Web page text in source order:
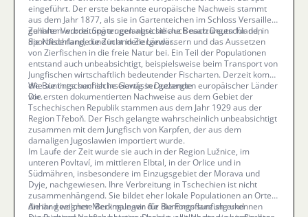
eingeführt. Der erste bekannte europäische Nachweis stammt
aus dem Jahr 1877, als sie in Gartenteichen im Schloss Versailles
gehalten wurde. Später gelangte sie auch nach Deutschland, in
die Niederlande und in andere Länder.
Zu ihrer Verbreitung trugen absichtliche Besatzungen für den
Sportfischfang, die Zucht in Ziergewässern und das Aussetzen
von Zierfischen in die freie Natur bei. Ein Teil der Populationen
entstand auch unbeabsichtigt, beispielsweise beim Transport von
Jungfischen wirtschaftlich bedeutender Fischarten. Derzeit kommt
die Buntings sunfish inselartig in Dutzenden europäischer Länder
vor.
Wie sie in tschechische Gewässer gelangte
Die ersten dokumentierten Nachweise aus dem Gebiet der
Tschechischen Republik stammen aus dem Jahr 1929 aus der
Region Třeboň. Der Fisch gelangte wahrscheinlich unbeabsichtigt
zusammen mit dem Jungfisch von Karpfen, der aus dem
damaligen Jugoslawien importiert wurde.
Im Laufe der Zeit wurde sie auch in der Region Lužnice, im
unteren Povltaví, im mittleren Elbtal, in der Orlice und in
Südmähren, insbesondere im Einzugsgebiet der Morava und
Dyje, nachgewiesen. Ihre Verbreitung in Tschechien ist nicht
zusammenhängend. Sie bildet eher lokale Populationen an Orten,
die ihr geeignete Bedingungen für die Fortpflanzung und
Anhand welcher Merkmale wir die Buntings sunfish erkennen